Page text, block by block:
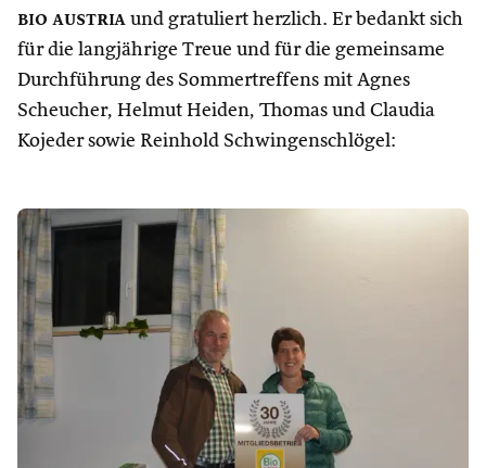
bio austria und gratuliert herzlich. Er bedankt sich
für die langjährige Treue und für die gemeinsame
Durchführung des Sommertreffens mit Agnes
Scheucher, Helmut Heiden, Thomas und Claudia
Kojeder sowie Reinhold Schwingenschlögel: